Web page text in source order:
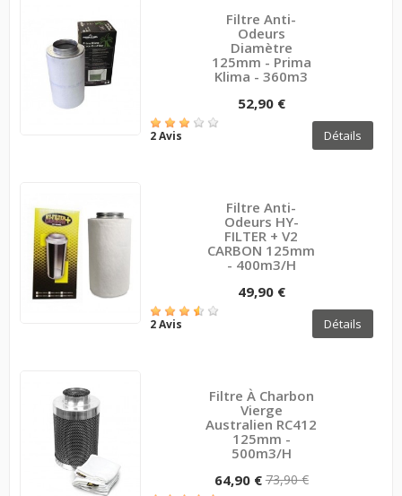
Filtre Anti-
Odeurs
Diamètre
125mm - Prima
Klima - 360m3
52,90 €
2 Avis Détails
Filtre Anti-
Odeurs HY-
FILTER + V2
CARBON 125mm
- 400m3/h
49,90 €
2 Avis Détails
Filtre À Charbon
Vierge
Australien RC412
125mm -
500m3/h
64,90 € 73,90 €